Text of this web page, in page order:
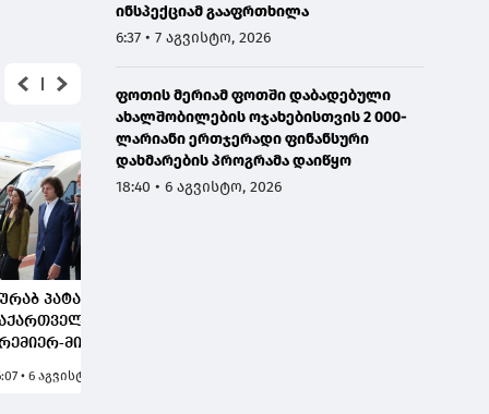
პატარაძე
მინისტრთან
• 6 აგვისტო, 2026
ინსპექციამ გააფრთხილა
6:37 • 7 აგვისტო, 2026
ფოთის მერიამ ფოთში დაბადებული
ახალშობილების ოჯახებისთვის 2 000-
ლარიანი ერთჯერადი ფინანსური
დახმარების პროგრამა დაიწყო
18:40 • 6 აგვისტო, 2026